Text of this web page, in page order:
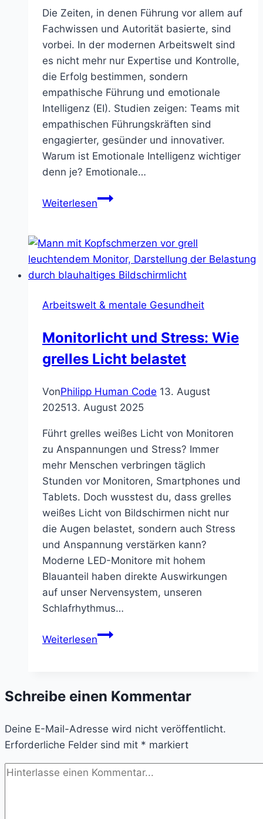
Die Zeiten, in denen Führung vor allem auf
Fachwissen und Autorität basierte, sind
vorbei. In der modernen Arbeitswelt sind
es nicht mehr nur Expertise und Kontrolle,
die Erfolg bestimmen, sondern
empathische Führung und emotionale
Intelligenz (EI). Studien zeigen: Teams mit
empathischen Führungskräften sind
engagierter, gesünder und innovativer.
Warum ist Emotionale Intelligenz wichtiger
denn je? Emotionale…
WeiterlesenEmpathische
Emotionale
Intelligenz
heute
ist
Fachwissen
Arbeitswelt & mentale Gesundheit
Monitorlicht und Stress: Wie
grelles Licht belastet
VonPhilipp Human Code 13. August
202513. August 2025
Führt grelles weißes Licht von Monitoren
zu Anspannungen und Stress? Immer
mehr Menschen verbringen täglich
Stunden vor Monitoren, Smartphones und
Tablets. Doch wusstest du, dass grelles
weißes Licht von Bildschirmen nicht nur
die Augen belastet, sondern auch Stress
und Anspannung verstärken kann?
Moderne LED-Monitore mit hohem
Blauanteil haben direkte Auswirkungen
auf unser Nervensystem, unseren
Schlafrhythmus…
WeiterlesenMonitorlicht
grelles
belastet
Schreibe einen Kommentar
Deine E-Mail-Adresse wird nicht veröffentlicht.
Erforderliche Felder sind mit * markiert